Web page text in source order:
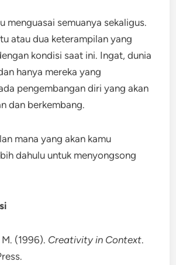
menguasai semuanya sekaligus.
atau dua keterampilan yang
kondisi saat ini. Ingat, dunia
hanya mereka yang
pengembangan diri yang akan
dan berkembang.
mana yang akan kamu
dahulu untuk menyongsong
(1996). Creativity in Context.